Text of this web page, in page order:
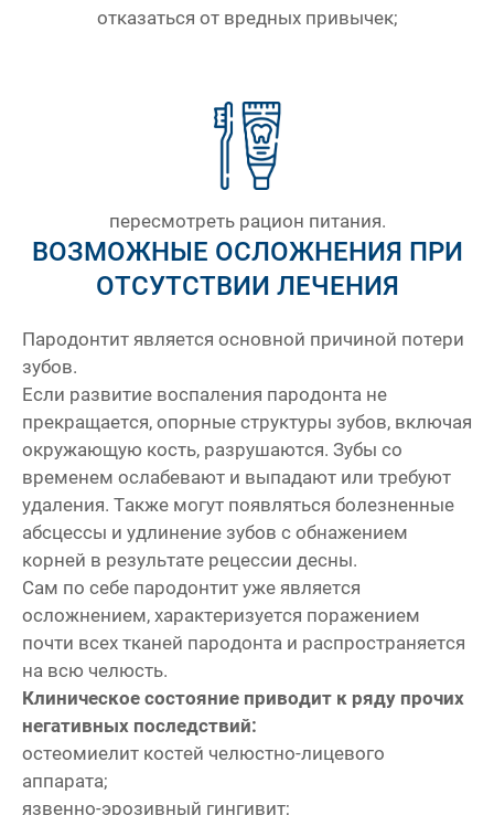
отказаться от вредных привычек;
пересмотреть рацион питания.
ВОЗМОЖНЫЕ ОСЛОЖНЕНИЯ ПРИ
ОТСУТСТВИИ ЛЕЧЕНИЯ
Пародонтит является основной причиной потери
зубов.
Если развитие воспаления пародонта не
прекращается, опорные структуры зубов, включая
окружающую кость, разрушаются. Зубы со
временем ослабевают и выпадают или требуют
удаления. Также могут появляться болезненные
абсцессы и удлинение зубов с обнажением
корней в результате рецессии десны.
Сам по себе пародонтит уже является
осложнением, характеризуется поражением
почти всех тканей пародонта и распространяется
на всю челюсть.
Клиническое состояние приводит к ряду прочих
негативных последствий:
остеомиелит костей челюстно-лицевого
аппарата;
язвенно-эрозивный гингивит;